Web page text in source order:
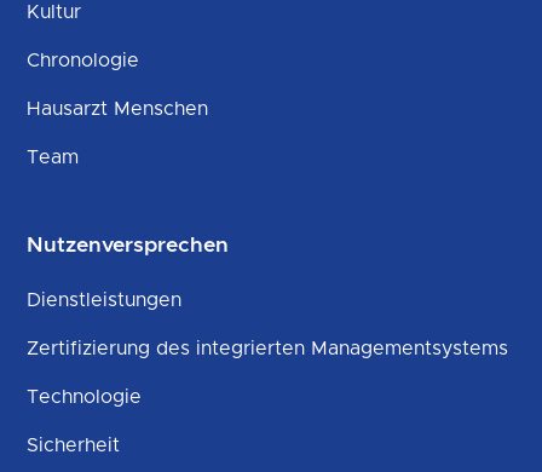
Kultur
Chronologie
Hausarzt Menschen
Team
Nutzenversprechen
Dienstleistungen
Zertifizierung des integrierten Managementsystems
Technologie
Sicherheit